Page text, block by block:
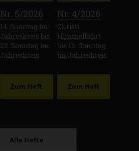
Nr. 5/2026
14. Sonntag im
Jahreskreis bis
23. Sonntag im
Jahreskreis
Zum Heft
Nr. 4/2026
Christi
Himmelfahrt
bis 13. Sonntag
im Jahreskreis
Zum Heft
Alle Hefte